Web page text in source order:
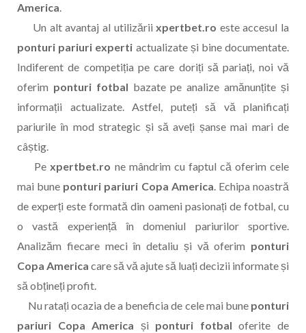
America.
Un alt avantaj al utilizăriixpertbet.ro este accesul la
ponturi pariuri experti actualizate și bine documentate.
Indiferent de competiția pe care doriți să pariați, noi vă
oferim ponturi fotbal bazate pe analize amănunțite și
informații actualizate. Astfel, puteți să vă planificați
pariurile în mod strategic și să aveți șanse mai mari de
câștig.
Pexpertbet.ro ne mândrim cu faptul că oferim cele
mai bune ponturi pariuri Copa America. Echipa noastră
de experți este formată din oameni pasionați de fotbal, cu
o vastă experiență în domeniul pariurilor sportive.
Analizăm fiecare meci în detaliu și vă oferim ponturi
Copa America care să vă ajute să luați decizii informate și
să obțineți profit.
Nu ratați ocazia de a beneficia de cele mai bune ponturi
pariuri Copa America și ponturi fotbal oferite de